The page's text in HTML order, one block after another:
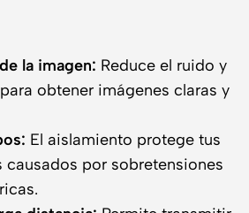
la imagen: Reduce el ruido y
obtener imágenes claras y
El aislamiento protege tus
por sobretensiones